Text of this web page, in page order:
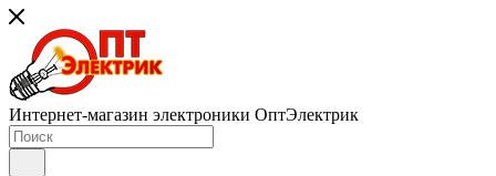
Интернет-магазин электроники ОптЭлектрик